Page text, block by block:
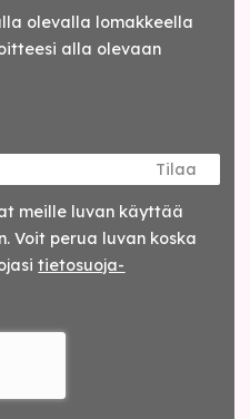
olevalla lomakkeella
alla olevaan
Tilaa
meille luvan käyttää
Voit perua luvan koska
tieto­suoja­